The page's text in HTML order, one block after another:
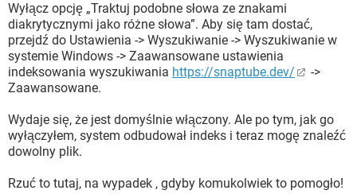
Wyłącz opcję „Traktuj podobne słowa ze znakami
diakrytycznymi jako różne słowa”. Aby się tam dostać,
przejdź do Ustawienia -> Wyszukiwanie -> Wyszukiwanie w
systemie Windows -> Zaawansowane ustawienia
indeksowania wyszukiwania https://snaptube.dev/
->
Zaawansowane.
Wydaje się, że jest domyślnie włączony. Ale po tym, jak go
wyłączyłem, system odbudował indeks i teraz mogę znaleźć
dowolny plik.
Rzuć to tutaj, na wypadek , gdyby komukolwiek to pomogło!